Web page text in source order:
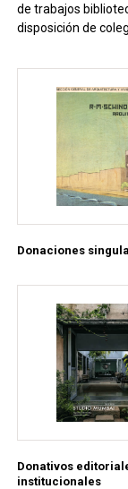
de trabajos
disposición de
Donaciones
Donativos
institucionales